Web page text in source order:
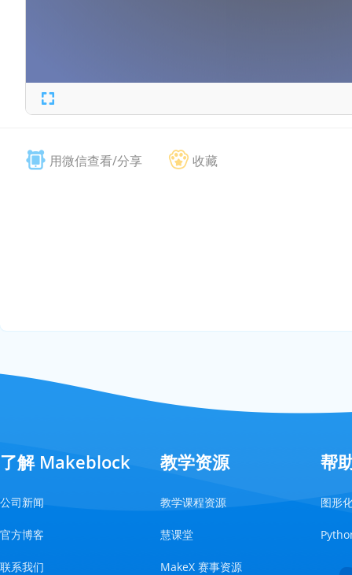
用微信查看/分享 收藏
了解 Makeblock
公司新闻
官方博客
联系我们
教学资源
教学课程资源
慧课堂
MakeX 赛事资源
帮
图形